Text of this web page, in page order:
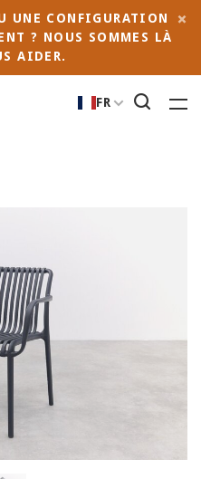
UNE CONFIGURATION
? NOUS SOMMES LÀ
AIDER.
FR